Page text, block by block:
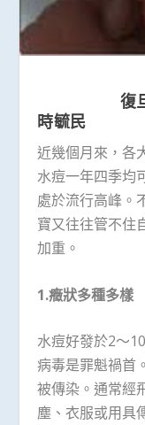
復
時毓民
近幾個月來，各
水痘一年四季均
處於流行高峰。
寶又往往管不住
加重。
1.癥狀多種多樣
水痘好發於2～
病毒是罪魁禍首
被傳染。通常經
塵、衣服或用具